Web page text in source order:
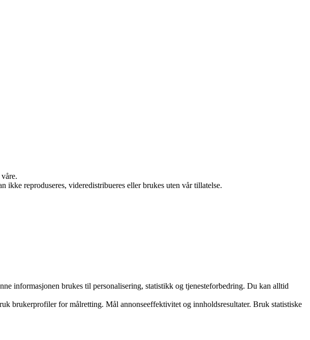
reproduseres, videredistribueres eller brukes uten vår tillatelse.
informasjonen brukes til personalisering, statistikk og tjenesteforbedring. Du kan alltid
brukerprofiler for målretting. Mål annonseeffektivitet og innholdsresultater. Bruk statistiske